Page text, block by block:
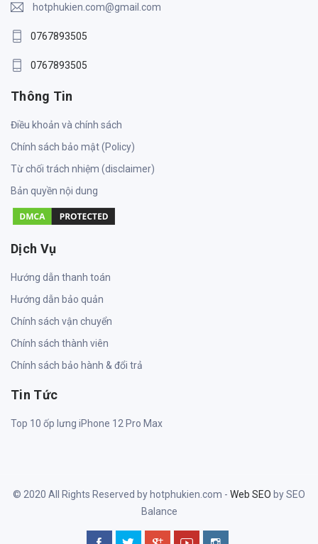
hotphukien.com@gmail.com
0767893505
0767893505
Thông Tin
Điều khoản và chính sách
Chính sách bảo mật (Policy)
Từ chối trách nhiệm (disclaimer)
Bản quyền nội dung
Dịch Vụ
Hướng dẫn thanh toán
Hướng dẫn bảo quản
Chính sách vận chuyển
Chính sách thành viên
Chính sách bảo hành & đổi trả
Tin Tức
Top 10 ốp lưng iPhone 12 Pro Max
© 2020 All Rights Reserved by hotphukien.com - Web SEO by SEO
Balance